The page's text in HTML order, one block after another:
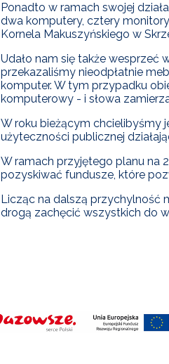
Ponadto w ramach swojej
dwa komputery, cztery
Kornela Makuszyńskiego w
Udało nam się także wesprzeć
przekazaliśmy nieodpłatnie
komputer. W tym przypadku
komputerowy - i słowa
W roku bieżącym chcielibyśmy
użyteczności publicznej
W ramach przyjętego planu na
pozyskiwać fundusze, które
Licząc na dalszą przychylność
drogą zachęcić wszystkich do